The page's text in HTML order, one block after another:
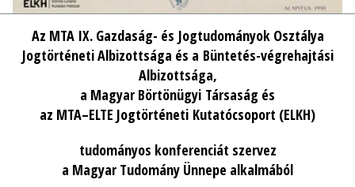
Az MTA IX. Gazdaság- és Jogtudományok Osztálya
Jogtörténeti Albizottsága és a Büntetés-végrehajtási
Albizottsága,
a Magyar Börtönügyi Társaság és
az MTA–ELTE Jogtörténeti Kutatócsoport (ELKH)
tudományos konferenciát szervez
a Magyar Tudomány Ünnepe alkalmából